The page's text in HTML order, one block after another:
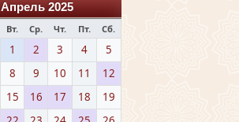
Апрель 2025
Вт. Ср. Чт. Пт. Сб.
1 2 3 4
5
8 9 10 11
12
15 16 17 18
19